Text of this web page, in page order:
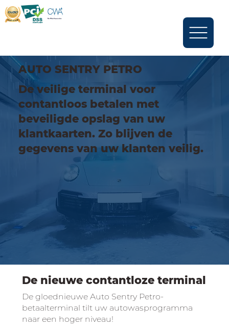
AUTO SENTRY PETRO
De veilige terminal voor
contantloos betalen met
beveiligde opslag van uw
klantkaarten. Zo blijven de
gegevens van uw klanten veilig.
De nieuwe contantloze terminal
De gloednieuwe Auto Sentry Petro-
betaalterminal tilt uw autowasprogramma
naar een hoger niveau!